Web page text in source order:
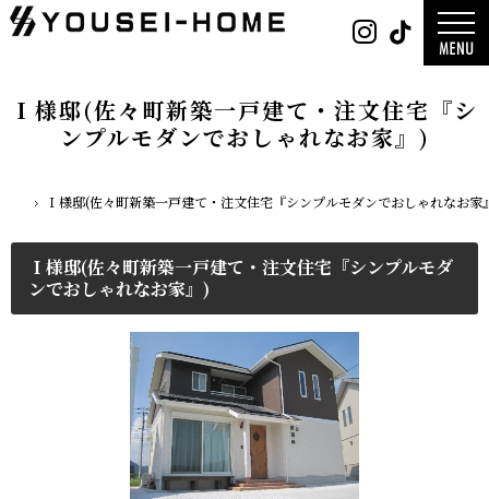
Ｉ様邸(佐々町新築一戸建て・注文住宅『シ
ンプルモダンでおしゃれなお家』)
ホーム
Ｉ様邸(佐々町新築一戸建て・注文住宅『シンプルモダンでおしゃれなお家
Ｉ様邸(佐々町新築一戸建て・注文住宅『シンプルモダ
ンでおしゃれなお家』)
デザイン
平屋
2階建て
nature -ナ
レ-
Rustic -
ル-
0800-
888-
2003
営業時
間9:30
～
日水曜
日・第
一土曜